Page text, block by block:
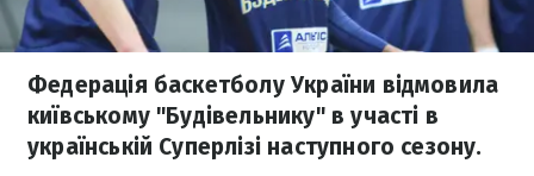
Федерація баскетболу України відмовила
київському "Будівельнику" в участі в
українській Суперлізі наступного сезону.